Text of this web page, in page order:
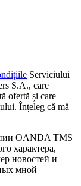
Serviciului
S.A., care
ofertă și care
Înțeleg că mă
OANDA TMS
характера,
новостей и
мной